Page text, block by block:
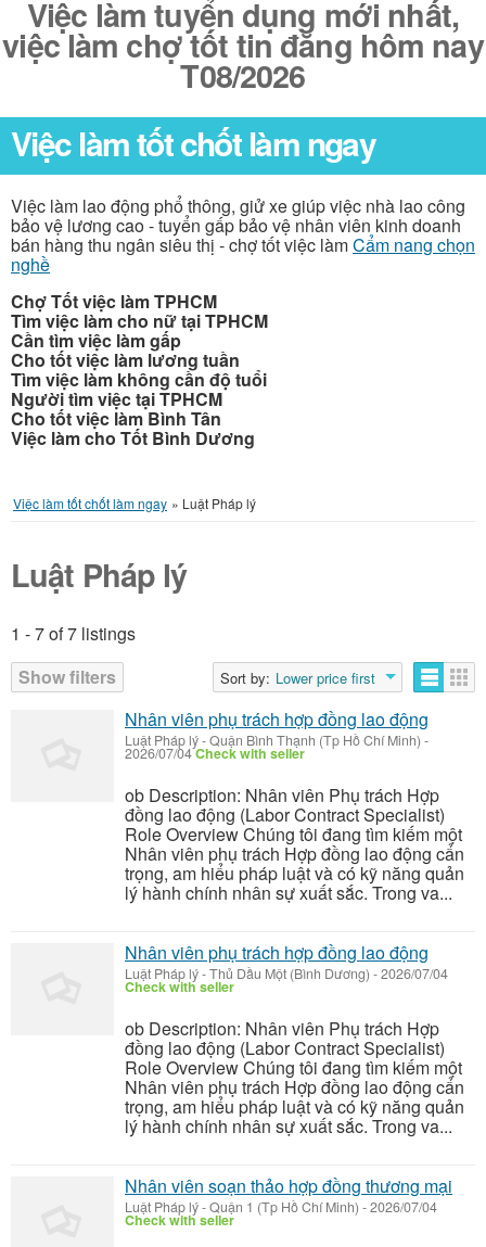
Việc làm tuyển dụng mới nhất,
việc làm chợ tốt tin đăng hôm nay
T08/2026
Việc làm tốt chốt làm ngay
Việc làm lao động phổ thông, giử xe giúp việc nhà lao công
bảo vệ lương cao - tuyển gấp bảo vệ nhân viên kinh doanh
bán hàng thu ngân siêu thị - chợ tốt việc làmCẩm nang chọn
nghề
Chợ Tốt việc làm TPHCM
Tìm việc làm cho nữ tại TPHCM
Cần tìm việc làm gấp
Cho tốt việc làm lương tuần
Tìm việc làm không cần độ tuổi
Người tìm việc tại TPHCM
Cho tốt việc làm Bình Tân
Việc làm cho Tốt Bình Dương
Việc làm tốt chốt làm ngay » Luật Pháp lý
Luật Pháp lý
1 - 7 of 7 listings
Show filters
Sort by: Lower price first
Listings
Nhân viên phụ trách hợp đồng lao động
Luật Pháp lý-Quận Bình Thạnh (Tp Hồ Chí Minh) -
2026/07/04Check with seller
ob Description: Nhân viên Phụ trách Hợp
đồng lao động (Labor Contract Specialist)
Role Overview Chúng tôi đang tìm kiếm một
Nhân viên phụ trách Hợp đồng lao động cẩn
trọng, am hiểu pháp luật và có kỹ năng quản
lý hành chính nhân sự xuất sắc. Trong va...
Nhân viên phụ trách hợp đồng lao động
Luật Pháp lý-Thủ Dầu Một (Bình Dương) -2026/07/04
Check with seller
ob Description: Nhân viên Phụ trách Hợp
đồng lao động (Labor Contract Specialist)
Role Overview Chúng tôi đang tìm kiếm một
Nhân viên phụ trách Hợp đồng lao động cẩn
trọng, am hiểu pháp luật và có kỹ năng quản
lý hành chính nhân sự xuất sắc. Trong va...
Nhân viên soạn thảo hợp đồng thương mại
Luật Pháp lý-Quận 1 (Tp Hồ Chí Minh) -2026/07/04
Check with seller